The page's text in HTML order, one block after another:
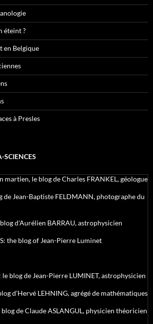
éteint ?
en Belgique
à Presles
SCIENCES
martien, le blog de Charles FRANKEL, géologue
de Jean-Baptiste FELDMANN, photographe du
d'Aurélien BARRAU, astrophysicien
the blog of Jean-Pierre Luminet
le blog de Jean-Pierre LUMINET, astrophysicien
d'Hervé LEHNING, agrégé de mathématiques
blog de Claude ASLANGUL, physicien théoricien